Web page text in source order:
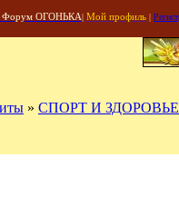
ОГОНЬКА| Мой профиль |
» СПОРТ И ЗДОРОВЬЕ